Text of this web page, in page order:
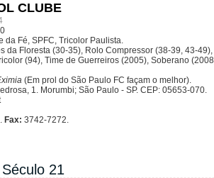
CLUBE
da Fé, SPFC, Tricolor Paulista.
da Floresta (30-35), Rolo Compressor (38-39, 43-
(94), Time de Guerreiros (2005), Soberano
(Em prol do São Paulo FC façam o melhor).
1. Morumbi; São Paulo - SP. CEP: 05653-070.
Fax: 3742-7272.
21